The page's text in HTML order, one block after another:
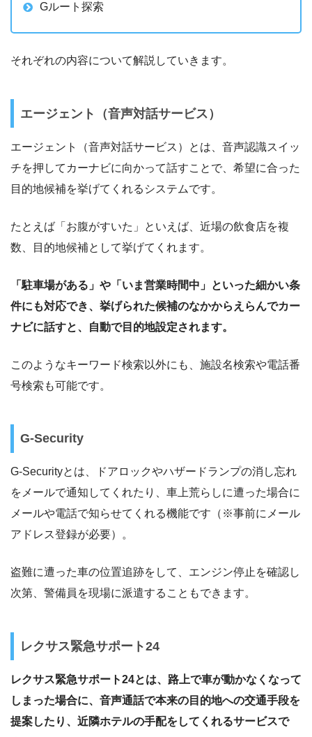
Gルート探索
それぞれの内容について解説していきます。
エージェント（音声対話サービス）
エージェント（音声対話サービス）とは、音声認識スイッ
チを押してカーナビに向かって話すことで、希望に合った
目的地候補を挙げてくれるシステムです。
たとえば「お腹がすいた」といえば、近場の飲食店を複
数、目的地候補として挙げてくれます。
「駐車場がある」や「いま営業時間中」といった細かい条
件にも対応でき、挙げられた候補のなかからえらんでカー
ナビに話すと、自動で目的地設定されます。
このようなキーワード検索以外にも、施設名検索や電話番
号検索も可能です。
G-Security
G-Securityとは、ドアロックやハザードランプの消し忘れ
をメールで通知してくれたり、車上荒らしに遭った場合に
メールや電話で知らせてくれる機能です（※事前にメール
アドレス登録が必要）。
盗難に遭った車の位置追跡をして、エンジン停止を確認し
次第、警備員を現場に派遣することもできます。
レクサス緊急サポート24
レクサス緊急サポート24とは、路上で車が動かなくなって
しまった場合に、音声通話で本来の目的地への交通手段を
提案したり、近隣ホテルの手配をしてくれるサービスで